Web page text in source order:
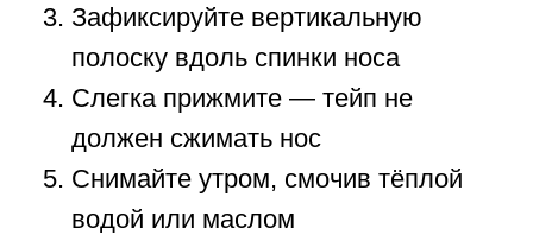
Зафиксируйте вертикальную
полоску вдоль спинки носа
Слегка прижмите — тейп не
должен сжимать нос
Снимайте утром, смочив тёплой
водой или маслом